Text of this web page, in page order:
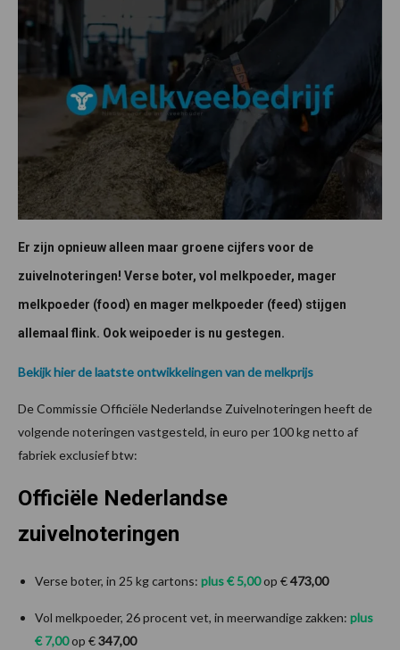
Er zijn opnieuw alleen maar groene cijfers voor de
zuivelnoteringen! Verse boter, vol melkpoeder, mager
melkpoeder (food) en mager melkpoeder (feed) stijgen
allemaal flink. Ook weipoeder is nu gestegen.
Bekijk hier de laatste ontwikkelingen van de melkprijs
De Commissie Officiële Nederlandse Zuivelnoteringen heeft de
volgende noteringen vastgesteld, in euro per 100 kg netto af
fabriek exclusief btw:
Officiële Nederlandse
zuivelnoteringen
Verse boter, in 25 kg cartons: plus € 5,00op €473,00
Vol melkpoeder, 26 procent vet, in meerwandige zakken: plus
€ 7,00op €347,00